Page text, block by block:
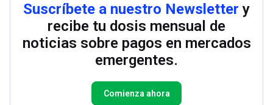
Suscríbete a nuestro Newsletter y
recibe tu dosis mensual de
noticias sobre pagos en mercados
emergentes.
Comienza ahora